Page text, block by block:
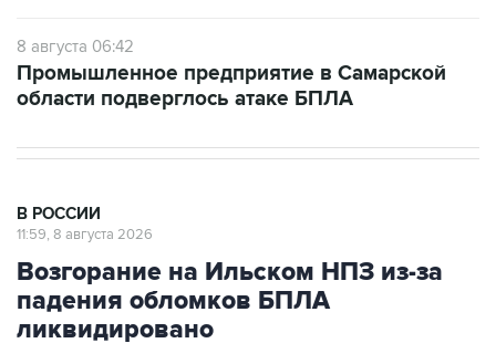
8 августа 06:42
Промышленное предприятие в Самарской
области подверглось атаке БПЛА
В РОССИИ
11:59, 8 августа 2026
Возгорание на Ильском НПЗ из-за
падения обломков БПЛА
ликвидировано